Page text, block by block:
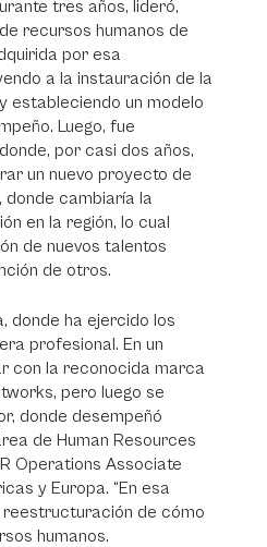
tres años, lideró,
recursos humanos de
por esa
a la instauración de la
estableciendo un modelo
Luego, fue
por casi dos años,
un nuevo proyecto de
donde cambiaría la
en la región, lo cual
de nuevos talentos
de otros.
donde ha ejercido los
profesional. En un
con la reconocida marca
pero luego se
donde desempeñó
de Human Resources
Operations Associate
y Europa. “En esa
reestructuración de cómo
humanos.